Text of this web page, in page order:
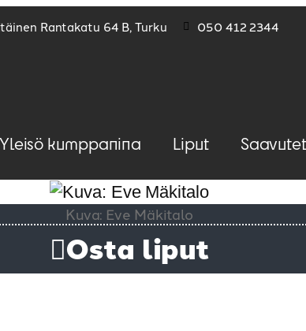
Rantakatu 64 B, Turku 050 412 2344
Yleisö kumppanina Liput
Kuva: Eve Mäkitalo
Osta liput